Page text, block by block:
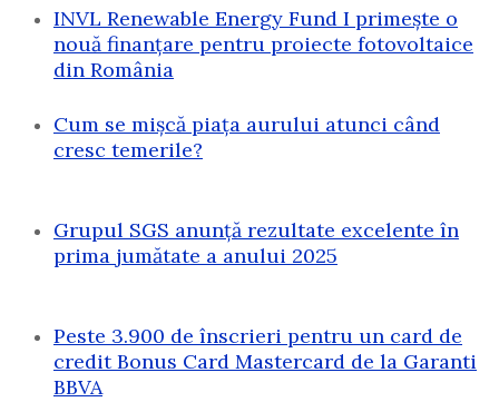
INVL Renewable Energy Fund I primește o
nouă finanțare pentru proiecte fotovoltaice
din România
Cum se mișcă piața aurului atunci când
cresc temerile?
Grupul SGS anunță rezultate excelente în
prima jumătate a anului 2025
Peste 3.900 de înscrieri pentru un card de
credit Bonus Card Mastercard de la Garanti
BBVA